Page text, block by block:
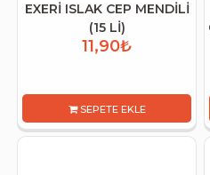
EXERİ ISLAK CEP MENDİLİ
(15 Lİ)
11,90₺
SEPETE EKLE